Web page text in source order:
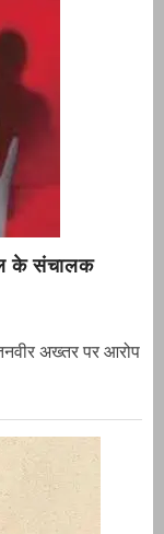
के संचालक
अख्तर पर आरोप